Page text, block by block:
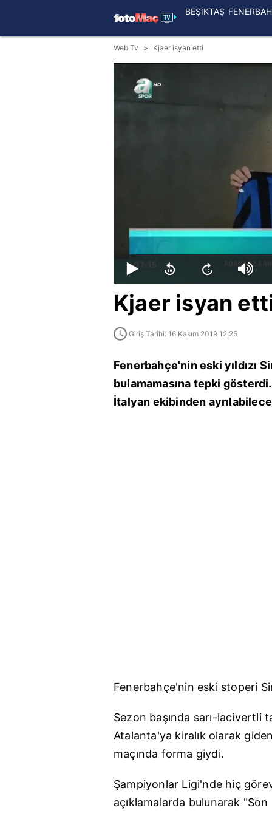
BEŞİKTAŞ
Web Tv Kjaer isyan etti
Kjaer isyan
Giriş Tarihi: 16 Kasım 2019 12:25
Fenerbahçe'nin eski yıldızı
bulamamasına tepki
İtalyan ekibinden
Fenerbahçe'nin eski stoperi S
Sezon başında sarı-lacivertli
Atalanta'ya kiralık olarak
maçında forma giydi.
Şampiyonlar Ligi'nde hiç
açıklamalarda bulunarak